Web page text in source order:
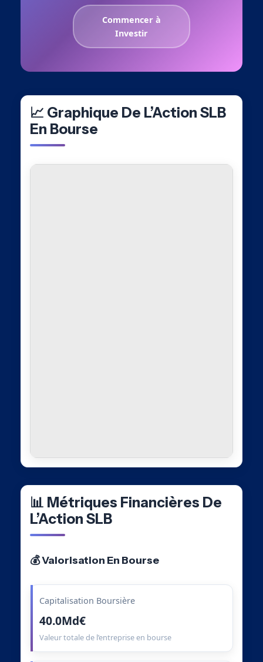
Commencer à
Investir
📈 Graphique De L’Action SLB
En Bourse
📊 Métriques Financières De
L’Action SLB
💰 Valorisation En Bourse
Capitalisation Boursière
40.0Md€
Valeur totale de l’entreprise en bourse